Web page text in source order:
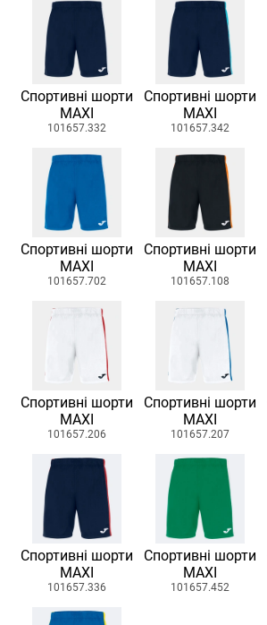
Спортивні шорти
MAXI
101657.332
Спортивні шорти
MAXI
101657.342
Спортивні шорти
MAXI
101657.702
Спортивні шорти
MAXI
101657.108
Спортивні шорти
MAXI
101657.206
Спортивні шорти
MAXI
101657.207
Спортивні шорти
MAXI
101657.336
Спортивні шорти
MAXI
101657.452